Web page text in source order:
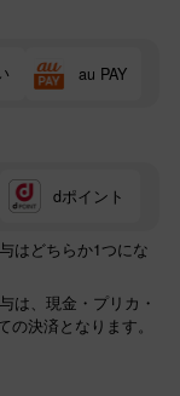
au PAY
dポイント
はどちらか1つにな
は、現金・プリカ・
の決済となります。